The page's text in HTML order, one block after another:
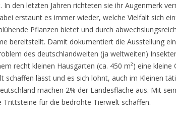
den letzten Jahren richteten sie ihr Augenmerk
erstaunt es immer wieder, welche Vielfalt sich
Pflanzen bietet und durch
bereitstellt. Damit dokumentiert die Ausstellung
des deutschlandweiten (ja weltweiten)
recht kleinen Hausgarten (ca. 450 m²) eine kleine
schaffen lässt und es sich lohnt, auch im Kleinen
machen 2% der Landesfläche aus. Mit
Trittsteine für die bedrohte Tierwelt schaffen.